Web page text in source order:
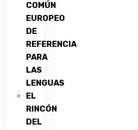
COMÚN
EUROPEO
DE
REFERENCIA
PARA
LAS
LENGUAS
EL
RINCÓN
DEL